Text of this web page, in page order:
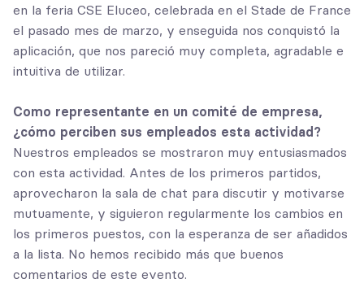
en la feria CSE Eluceo, celebrada en el Stade de France
el pasado mes de marzo, y enseguida nos conquistó la
aplicación, que nos pareció muy completa, agradable e
intuitiva de utilizar.
Como representante en un comité de empresa,
¿cómo perciben sus empleados esta actividad?
Nuestros empleados se mostraron muy entusiasmados
con esta actividad. Antes de los primeros partidos,
aprovecharon la sala de chat para discutir y motivarse
mutuamente, y siguieron regularmente los cambios en
los primeros puestos, con la esperanza de ser añadidos
a la lista. No hemos recibido más que buenos
comentarios de este evento.